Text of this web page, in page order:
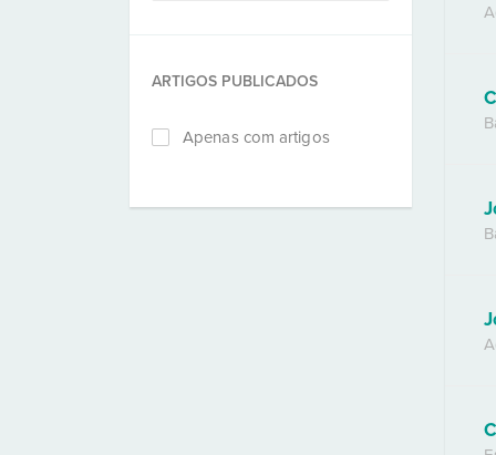
ARTIGOS PUBLICADOS
Apenas com artigos